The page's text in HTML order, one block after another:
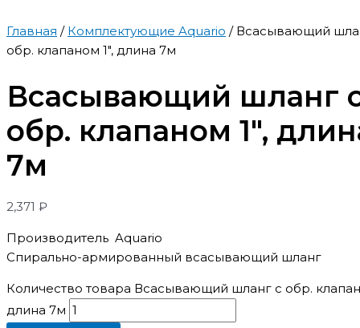
Главная / Комплектующие Aquario / Всасывающий
обр. клапаном 1″, длина 7м
Всасывающий шланг
обр. клапаном 1″,
7м
2,371 ₽
Производитель Aquario
Спирально-армированный всасывающий шланг
Количество товара Всасывающий шланг с обр.
длина 7м